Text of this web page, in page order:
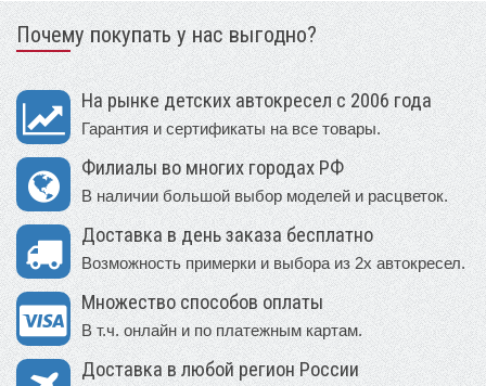
Почему покупать у нас выгодно?
На рынке детских автокресел с 2006 года
Гарантия и сертификаты на все товары.
Филиалы во многих городах РФ
В наличии большой выбор моделей и расцветок.
Доставка в день заказа бесплатно
Возможность примерки и выбора из 2х автокресел.
Множество способов оплаты
В т.ч. онлайн и по платежным картам.
Доставка в любой регион России